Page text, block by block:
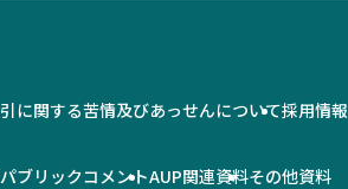
に関する苦情及びあっせんについて採用情報
パブリックコメントAUP関連資料その他資料